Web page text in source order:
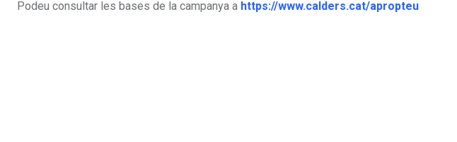
Podeu consultar les bases de la campanya a https://www.calders.cat/apropteu